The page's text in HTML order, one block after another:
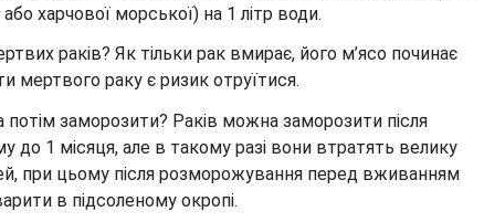
харчової морської) на 1 літр води.
раків? Як тільки рак вмирає, його м’ясо починає
мертвого раку є ризик отруїтися.
заморозити? Раків можна заморозити після
до 1 місяця, але в такому разі вони втратять велику
при цьому після розморожування перед вживанням
в підсоленому окропі.